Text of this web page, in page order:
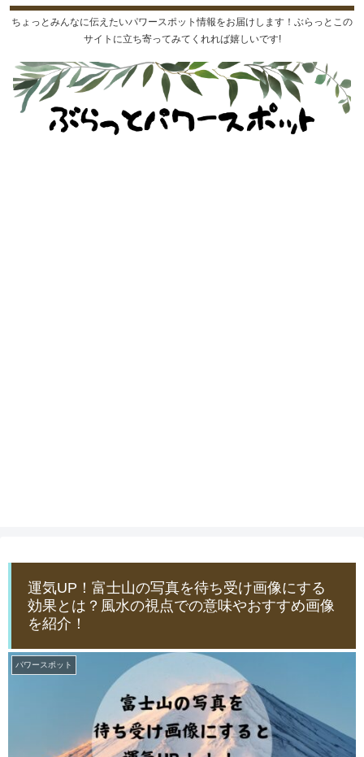
ちょっとみんなに伝えたいパワースポット情報をお届けします！ぶらっとこの
サイトに立ち寄ってみてくれれば嬉しいです!
運気UP！富士山の写真を待ち受け画像にする
効果とは？風水の視点での意味やおすすめ画像
を紹介！
パワースポット